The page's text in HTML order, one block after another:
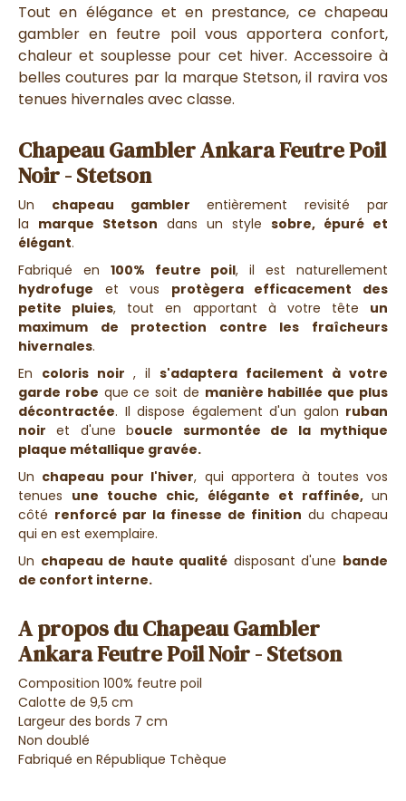
Tout en élégance et en prestance, ce chapeau
gambler en feutre poil vous apportera confort,
chaleur et souplesse pour cet hiver. Accessoire à
belles coutures par la marque Stetson, il ravira vos
tenues hivernales avec classe.
Chapeau Gambler Ankara Feutre Poil
Noir - Stetson
Un chapeau gambler entièrement revisité par
la marque Stetson dans un style sobre, épuré et
élégant.
Fabriqué en 100% feutre poil, il est naturellement
hydrofuge et vous protègera efficacement des
petite pluies, tout en apportant à votre tête un
maximum de protection contre les fraîcheurs
hivernales.
En coloris noir , il s'adaptera facilement à votre
garde robe que ce soit de manière habillée que plus
décontractée. Il dispose également d'un galon ruban
noir et d'une boucle surmontée de la mythique
plaque métallique gravée.
Un chapeau pour l'hiver, qui apportera à toutes vos
tenues une touche chic, élégante et raffinée,un
côté renforcé par la finesse de finition du chapeau
qui en est exemplaire.
Un chapeau de haute qualité disposant d'une bande
de confort interne.
A propos du Chapeau Gambler
Ankara Feutre Poil Noir - Stetson
Composition 100% feutre poil
Calotte de 9,5 cm
Largeur des bords 7 cm
Non doublé
Fabriqué en République Tchèque